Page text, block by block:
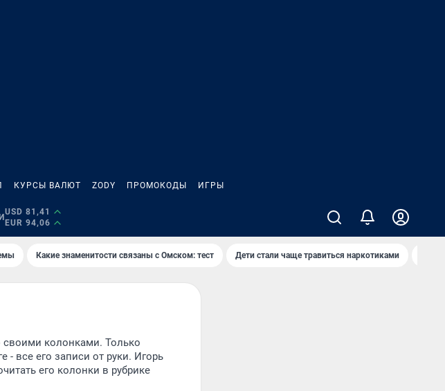
КУРСЫ ВАЛЮТ ZODY ПРОМОКОДЫ ИГРЫ
USD 81,41
EUR 94,06
Какие знаменитости связаны с Омском: тест Дети стали чаще травиться наркотиками
своими колонками. Только
- все его записи от руки. Игорь
его колонки в рубрике